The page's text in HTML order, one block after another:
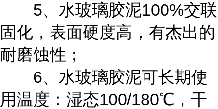
5、水玻璃胶泥100%交联
固化，表面硬度高，有杰出的
耐磨蚀性；
6、水玻璃胶泥可长期使
用温度：湿态100/180℃，干